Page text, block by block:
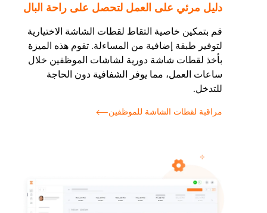
دليل مرئي على العمل لتحصل على راحة البال
قم بتمكين خاصية التقاط لقطات الشاشة الاختيارية
لتوفير طبقة إضافية من المساءلة. تقوم هذه الميزة
بأخذ لقطات شاشة دورية لشاشات الموظفين خلال
ساعات العمل، مما يوفر الشفافية دون الحاجة
للتدخل.
مراقبة لقطات الشاشة للموظفين